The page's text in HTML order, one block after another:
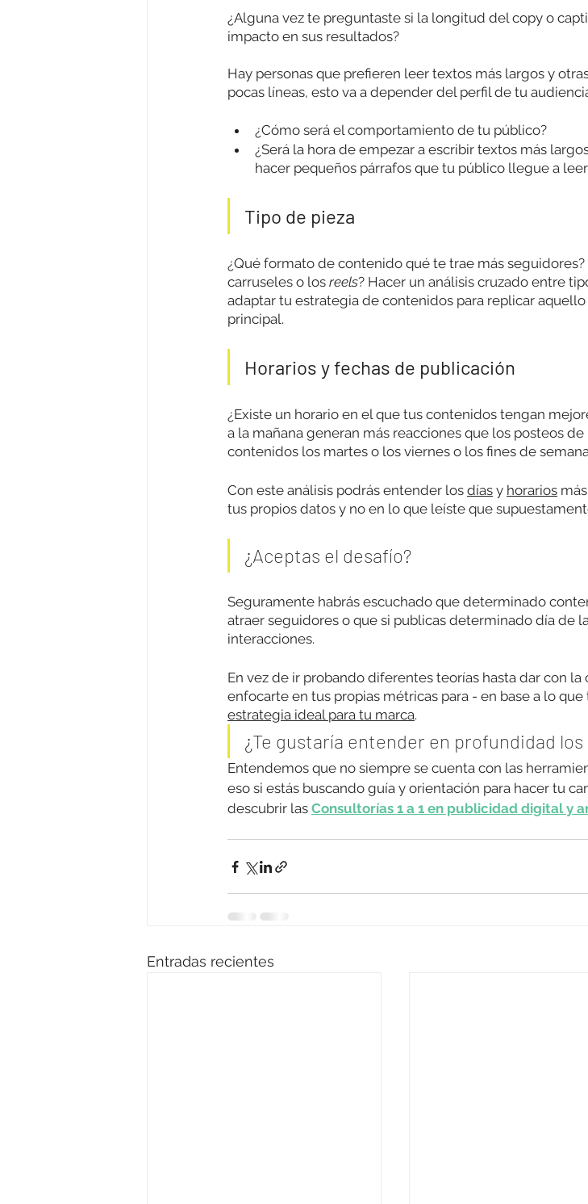
¿Alguna vez te preguntaste si la longitud del copy o
impacto en sus resultados?
Hay personas que prefieren leer textos más largos y
pocas líneas, esto va a depender del perfil de tu
¿Cómo será el comportamiento de tu público?
¿Será la hora de empezar a escribir textos más
hacer pequeños párrafos que tu público llegue a
Tipo de pieza
¿Qué formato de contenido qué te trae más seguidores?
carruseles o los reels? Hacer un análisis cruzado entre
adaptar tu estrategia de contenidos para replicar
principal.
Horarios y fechas de publicación
¿Existe un horario en el que tus contenidos tengan
a la mañana generan más reacciones que los posteos
contenidos los martes o los viernes o los fines de
Con este análisis podrás entender los días y horarios
tus propios datos y no en lo que leíste que
¿Aceptas el desafío?
Seguramente habrás escuchado que determinado
atraer seguidores o que si publicas determinado día de
interacciones.
En vez de ir probando diferentes teorías hasta dar con
enfocarte en tus propias métricas para - en base a lo
estrategia ideal para tu marca.
¿Te gustaría entender en profundidad
Entendemos que no siempre se cuenta con las
eso si estás buscando guía y orientación para hacer tu
descubrir las Consultorías 1 a 1 en publicidad digital y
Entradas recientes